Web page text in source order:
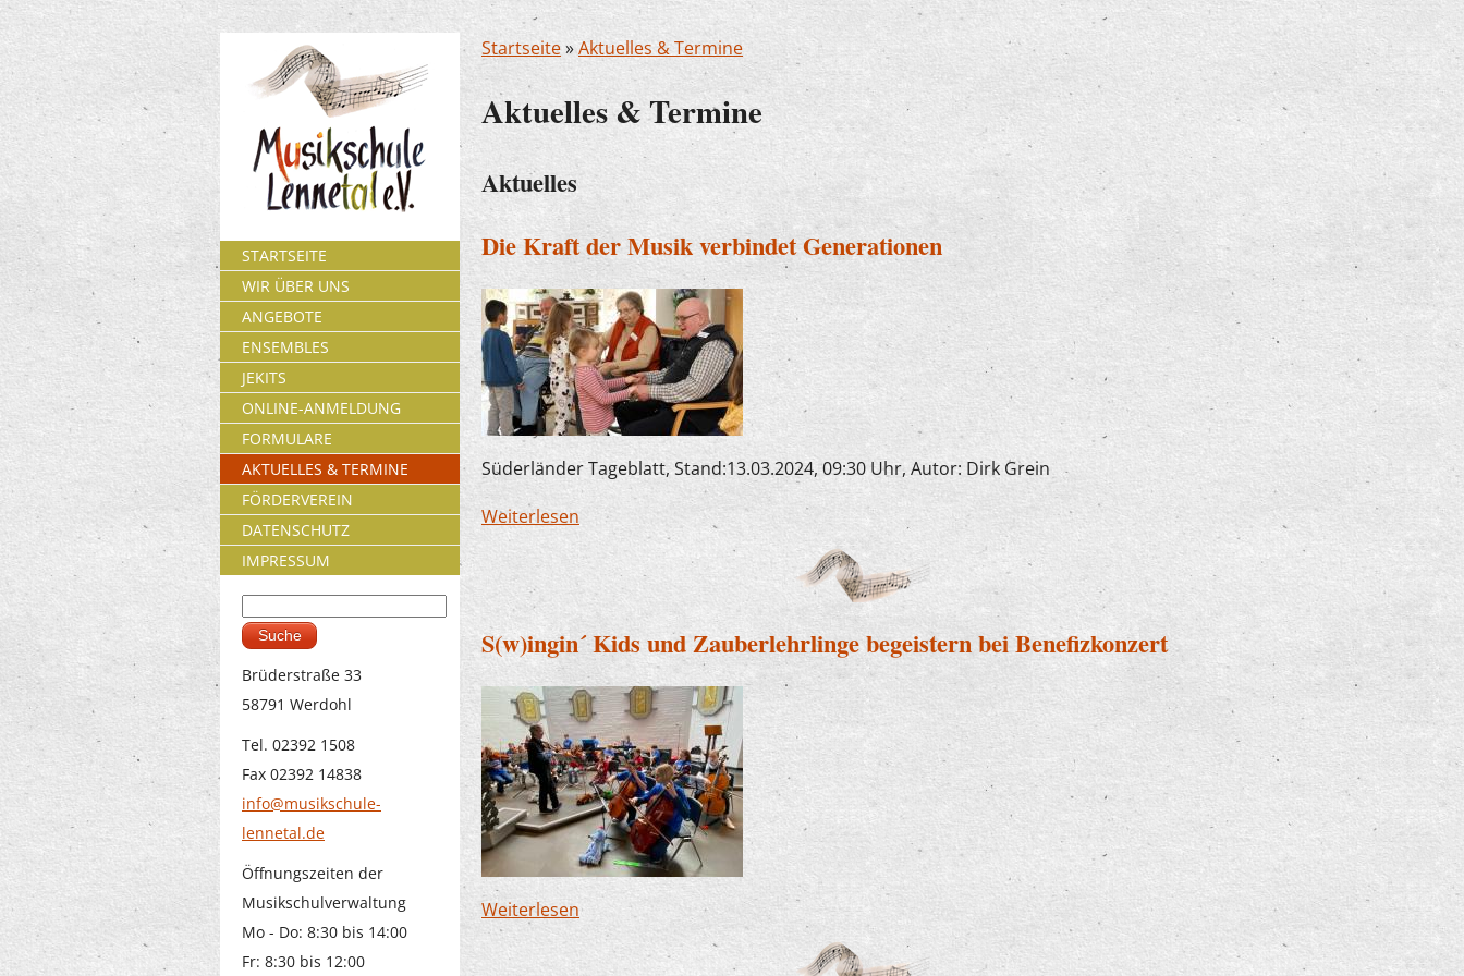
Startseite»Aktuelles & Termine
Aktuelles & Termine
Aktuelles
Die Kraft der Musik verbindet Generationen
Süderländer Tageblatt, Stand:13.03.2024, 09:30 Uhr, Autor: Dirk Grein
Weiterlesen über Die Kraft der Musik verbindet Generationen
S(w)ingin´ Kids und Zauberlehrlinge begeistern bei Benefizkonzert
Weiterlesenüber S(w)ingin´ Kids und Zauberlehrlinge begeistern bei Benefizkonzert
STARTSEITE
WIR ÜBER UNS
ANGEBOTE
ENSEMBLES
JEKITS
ONLINE-ANMELDUNG
FORMULARE
AKTUELLES & TERMINE
FÖRDERVEREIN
DATENSCHUTZ
IMPRESSUM
Suchformular
Brüderstraße 33
58791 Werdohl
Tel. 02392 1508
Fax 02392 14838
info@musikschule-
lennetal.de
Öffnungszeiten der
Musikschulverwaltung
Mo - Do: 8:30 bis 14:00
Fr: 8:30 bis 12:00